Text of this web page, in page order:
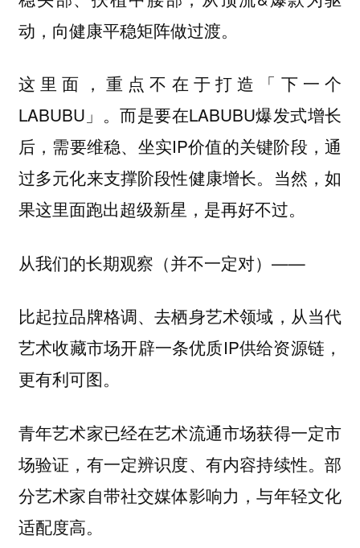
动，向健康平稳矩阵做过渡。
这里面，重点不在于打造「下一个
LABUBU」。而是要在LABUBU爆发式增长
后，需要维稳、坐实IP价值的关键阶段，通
过多元化来支撑阶段性健康增长。当然，如
果这里面跑出超级新星，是再好不过。
从我们的长期观察（并不一定对）——
比起拉品牌格调、去栖身艺术领域，从当代
艺术收藏市场开辟一条优质IP供给资源链，
更有利可图。
青年艺术家已经在艺术流通市场获得一定市
场验证，有一定辨识度、有内容持续性。部
分艺术家自带社交媒体影响力，与年轻文化
适配度高。